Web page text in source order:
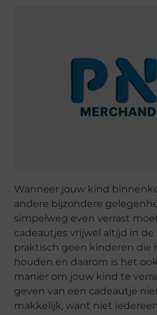
Wanneer jouw kind
andere bijzondere
simpelweg even verrast
cadeautjes vrijwel altijd in de
praktisch geen kinderen die
houden en daarom is het
manier om jouw kind te
geven van een cadeautje
makkelijk, want niet